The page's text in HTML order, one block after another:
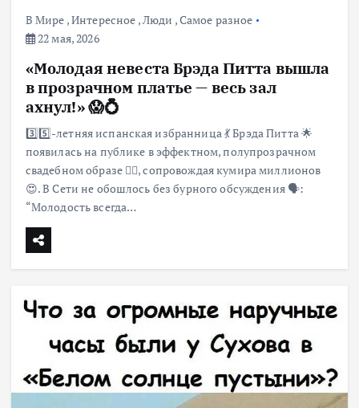
В Мире ,Интересное ,Люди ,Самое разное
22 мая, 2026
«Молодая невеста Брэда Питта вышла
в прозрачном платье — весь зал
ахнул!» 😱💍
3️⃣5️⃣-летняя испанская избранница 💃 Брэда Питта 🌟
появилась на публике в эффектном, полупрозрачном
свадебном образе 👰‍♀️, сопровождая кумира миллионов
😍. В Сети не обошлось без бурного обсуждения 🗣️:
“Молодость всегда…